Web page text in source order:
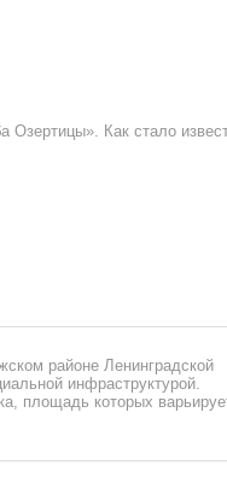
Как стало
районе Ленинградской
инфраструктурой.
площадь которых